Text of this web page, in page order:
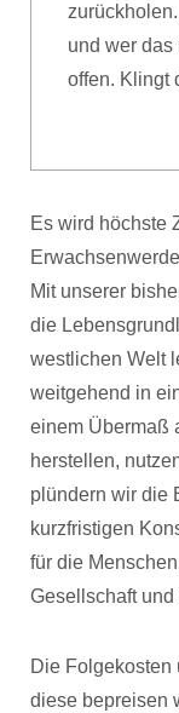
und wer das
offen. Klingt
Es wird höchste
Mit unserer
die
westlichen Welt
weitgehend in
einem Übermaß
herstellen,
plündern wir die
kurzfristigen
für die
Gesellschaft
Die Folgekosten
diese bepreisen